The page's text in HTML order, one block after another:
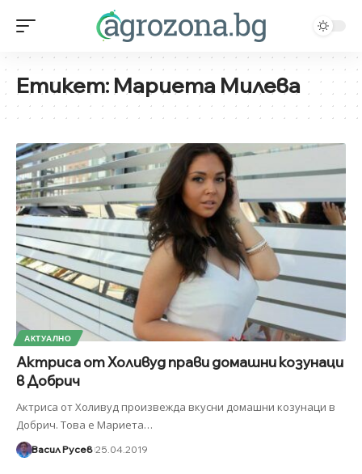
Етикет:Мариета Милева
АКТУАЛНО
Актриса от Холивуд прави домашни козунаци
в Добрич
Актриса от Холивуд произвежда вкусни домашни козунаци в
Добрич. Това е Мариета…
Васил Русев 25.04.2019